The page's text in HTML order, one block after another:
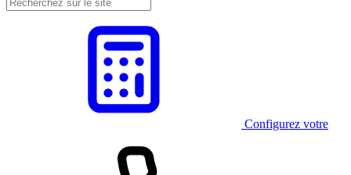
Configurez votre